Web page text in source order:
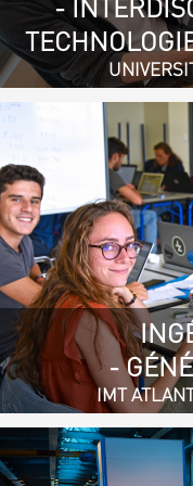
-
-
IMT